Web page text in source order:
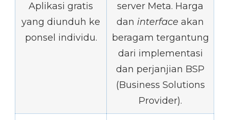
Aplikasi gratis
yang diunduh ke
ponsel individu.
server Meta. Harga
dan interface akan
beragam tergantung
dari implementasi
dan perjanjian BSP
(Business Solutions
Provider).